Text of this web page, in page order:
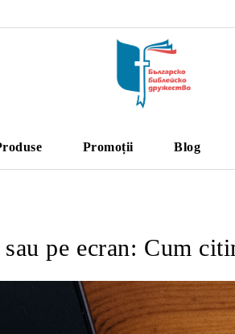
Promoții Blog
sau pe ecran: Cum